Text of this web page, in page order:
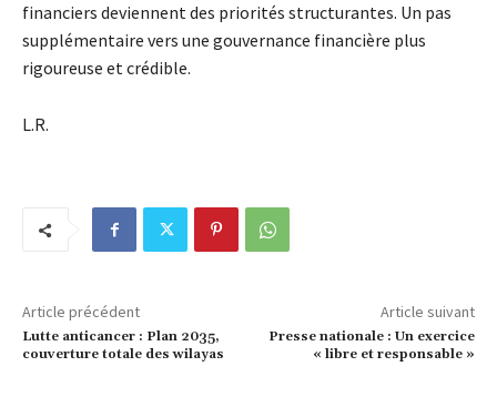
financiers deviennent des priorités structurantes. Un pas
supplémentaire vers une gouvernance financière plus
rigoureuse et crédible.
L.R.
Article précédent
Lutte anticancer : Plan 2035,
couverture totale des wilayas
Article suivant
Presse nationale : Un exercice
« libre et responsable »